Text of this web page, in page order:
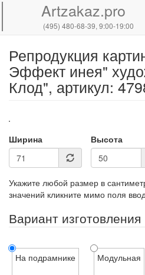
Перейти
основному
содержанию
Artzakaz.pro
(495) 480-68-39, 9:00-19:00
Репродукция
Эффект инея"
Клод", артикул:
Ширина
Высота
Укажите любой размер в
значений кликните мимо поля
Вариант изготовления
На подрамнике Модульная